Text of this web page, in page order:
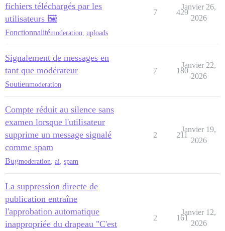
fichiers téléchargés par les
utilisateurs 🖼️
Fonctionnalitémoderation uploads
7 429
Janvier 26,
2026
Signalement de messages en
tant que modérateur
Soutienmoderation
7 180
Janvier 22,
2026
Compte réduit au silence sans
examen lorsque l'utilisateur
supprime un message signalé
comme spam
Bugmoderation ai spam
2 211
Janvier 19,
2026
La suppression directe de
publication entraîne
l'approbation automatique
inappropriée du drapeau "C'est
2 161
Janvier 12,
2026